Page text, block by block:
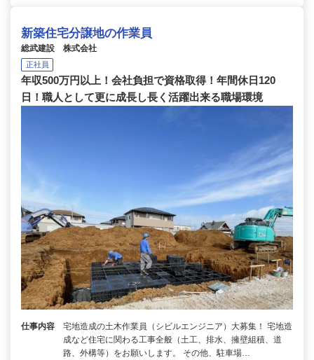
新築住宅分譲地の作業員
総武建設 株式会社
正社員
年収500万円以上！会社負担で資格取得！年間休日120
日！職人として更に成長し長く活躍出来る職場環境
仕事内容
宅地造成の土木作業員（シビルエンジニア）大募集！ 宅地造
成など住宅に関わる工事全般（土工、排水、擁壁組積、道
路、外構等）をお願いします。 その他、駐車場…